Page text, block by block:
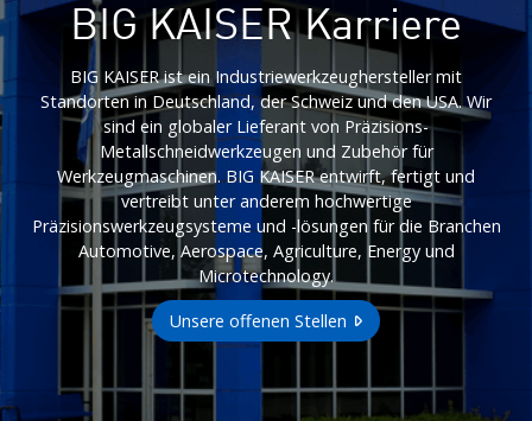
BIG KAISER Karriere
BIG KAISER ist ein Industriewerkzeughersteller mit
Standorten in Deutschland, der Schweiz und den USA. Wir
sind ein globaler Lieferant von Präzisions-
Metallschneidwerkzeugen und Zubehör für
Werkzeugmaschinen. BIG KAISER entwirft, fertigt und
vertreibt unter anderem hochwertige
Präzisionswerkzeugsysteme und -lösungen für die Branchen
Automotive, Aerospace, Agriculture, Energy und
Microtechnology.
Unsere offenen Stellen